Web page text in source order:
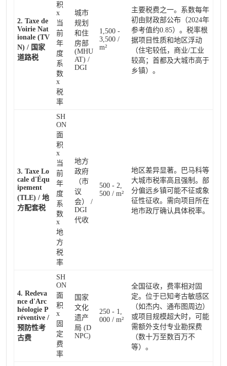
2. Taxe de
Voirie Nat
ionale (TV
N) / 国家
道路税
积
x
当
前
年
度
系
数
x
税
率
城市
规划
和住
房部
(MHU
AT) /
DGI
1,500 -
3,500 /
m²
主要税费之一。系数每年
初由财政部公布（2024年
参考值约0.85）。税率根
据项目性质和地区浮动
（住宅较低，商业/工业
较高；首都及大城市高于
乡镇）。
3. Taxe Lo
cale d'Équ
ipement
(TLE) / 地
方配套税
SH
ON
面
积
x
当
前
年
度
系
数
x
地
方
税
率
地方
政府
（市
议
会） /
DGI
代收
500 - 2,
500 / m²
地区差异显著。巴马科等
大城市税率高且强制。部
分偏远乡镇可能不征或象
征性征收。需向项目所在
地市政厅确认具体税率。
4. Redeva
nce d'Arc
héologie P
réventive /
预防性考
古费
SH
ON
面
积
x
固
定
费
率
国家
文化
遗产
局 (D
NPC)
250 - 1,
000 / m²
全国征收，费率相对固
定。位于已知考古敏感区
（如杰内、通布图周边）
或项目规模超大时，可能
需额外支付专业勘探费
（数十万至数百万不
等）。